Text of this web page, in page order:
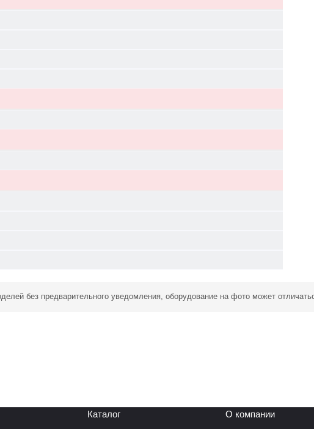
без предварительного уведомления, оборудование на фото может
Каталог О компании